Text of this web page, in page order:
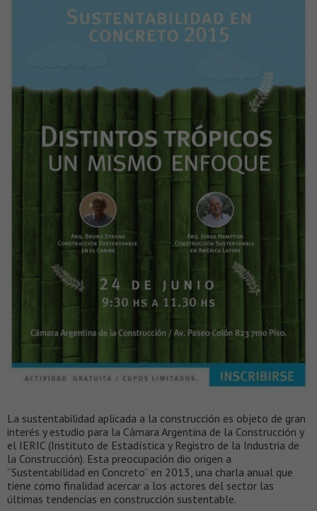
La sustentabilidad aplicada a la construcción es objeto de gran
interés y estudio para la Cámara Argentina de la Construcción y
el IERIC (Instituto de Estadística y Registro de la Industria de
la Construcción). Esta preocupación dio origen a
“Sustentabilidad en Concreto” en 2013, una charla anual que
tiene como finalidad acercar a los actores del sector las
últimas tendencias en construcción sustentable.